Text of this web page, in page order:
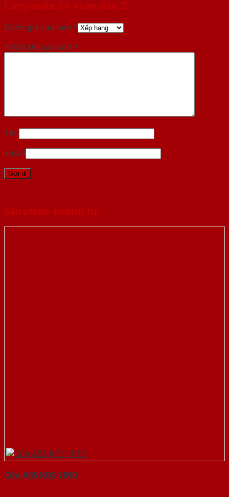
Composite 2A xoan dao 2”
Đánh giá của bạn *
Nhận xét của bạn *
Tên
Email
Sản phẩm tương tự
Cửa ABS KOS 101D